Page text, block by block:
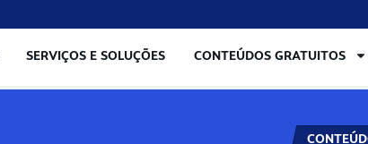
SERVIÇOS E SOLUÇÕES CONTEÚDOS GRATUITOS